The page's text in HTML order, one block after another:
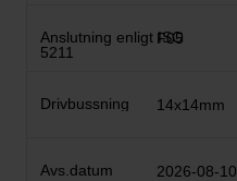
F05
14x14mm
2026-08-10